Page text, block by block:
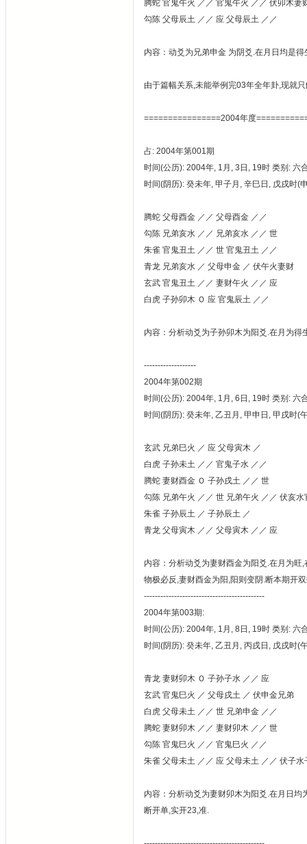
腾蛇 官鬼午火 ／／ 官鬼午火 ／／ 伏卯木妻
勾陈 父母辰土 ／／ 应 父母辰土 ／／
内容：动爻为兄弟申金 为阴爻.在月日均是
由于篇幅关系,未能举例完03年全年卦,现就
================2004年度
占: 2004年第001期
时间(公历): 2004年, 1月, 3日, 19时 类别: 六
时间(阴历): 癸未年, 甲子月, 辛巳日, 戊戌时(
腾蛇 父母酉金 ／／ 父母酉金 ／／
勾陈 兄弟亥水 ／／ 兄弟亥水 ／／ 世
朱雀 官鬼丑土 ／／ 世 官鬼丑土 ／／
青龙 兄弟亥水 ／ 父母申金 ／ 伏午火妻财
玄武 官鬼丑土 ／／ 妻财午火 ／／ 应
白虎 子孙卯木 Ｏ 应 官鬼辰土 ／／
内容：分析动爻为子孙卯木为阳爻.在月为
-------------------
2004年第002期
时间(公历): 2004年, 1月, 6日, 19时 类别: 六
时间(阴历): 癸未年, 乙丑月, 甲申日, 甲戌时(
玄武 兄弟巳火 ／ 应 父母寅木 ／
白虎 子孙未土 ／／ 官鬼子水 ／／
腾蛇 妻财酉金 Ｏ 子孙戌土 ／／ 世
勾陈 兄弟午火 ／／ 世 兄弟午火 ／／ 伏亥水
朱雀 子孙辰土 ／ 子孙辰土 ／
青龙 父母寅木 ／／ 父母寅木 ／／ 应
内容：分析动爻为妻财酉金为阳爻.在月为
物极必反,妻财酉金为阳,阳则变阴.断本期开
--------------------------------------------
2004年第003期:
时间(公历): 2004年, 1月, 8日, 19时 类别: 六
时间(阴历): 癸未年, 乙丑月, 丙戌日, 戊戌时(
青龙 妻财卯木 Ｏ 子孙子水 ／／ 应
玄武 官鬼巳火 ／ 父母戌土 ／ 伏申金兄弟
白虎 父母未土 ／／ 世 兄弟申金 ／／
腾蛇 妻财卯木 ／／ 妻财卯木 ／／ 世
勾陈 官鬼巳火 ／／ 官鬼巳火 ／／
朱雀 父母未土 ／／ 应 父母未土 ／／ 伏子水
内容：分析动爻为妻财卯木为阳爻.在月日
断开单,实开23,准.